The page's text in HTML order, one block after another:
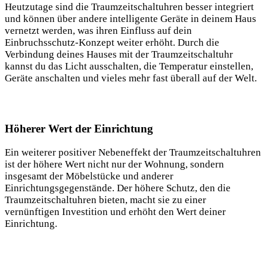
Heutzutage sind die Traumzeitschaltuhren besser integriert
und können über andere intelligente Geräte in deinem Haus
vernetzt werden, was ihren Einfluss auf dein
Einbruchsschutz-Konzept weiter erhöht. Durch die
Verbindung deines Hauses mit der Traumzeitschaltuhr
kannst du das Licht ausschalten, die Temperatur einstellen,
Geräte anschalten und vieles mehr fast überall auf der Welt.
Höherer Wert der Einrichtung
Ein weiterer positiver Nebeneffekt der Traumzeitschaltuhren
ist der höhere Wert nicht nur der Wohnung, sondern
insgesamt der Möbelstücke und anderer
Einrichtungsgegenstände. Der höhere Schutz, den die
Traumzeitschaltuhren bieten, macht sie zu einer
vernünftigen Investition und erhöht den Wert deiner
Einrichtung.